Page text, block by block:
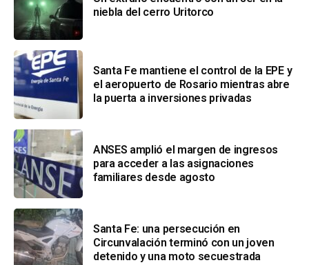
niebla del cerro Uritorco
Santa Fe mantiene el control de la EPE y
el aeropuerto de Rosario mientras abre
la puerta a inversiones privadas
ANSES amplió el margen de ingresos
para acceder a las asignaciones
familiares desde agosto
Santa Fe: una persecución en
Circunvalación terminó con un joven
detenido y una moto secuestrada